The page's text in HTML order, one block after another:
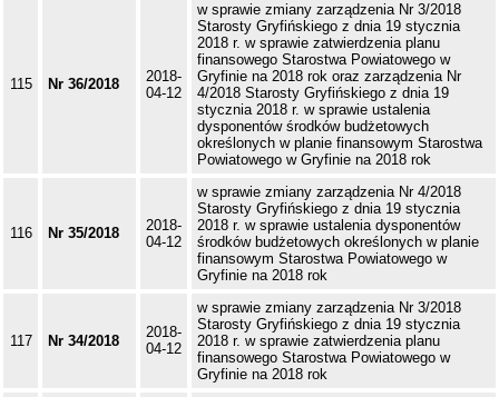
115 Nr 36/2018
2018-
04-12
w sprawie zmiany zarządzenia Nr 3/2018
Starosty Gryfińskiego z dnia 19 stycznia
2018 r. w sprawie zatwierdzenia planu
finansowego Starostwa Powiatowego w
Gryfinie na 2018 rok oraz zarządzenia Nr
4/2018 Starosty Gryfińskiego z dnia 19
stycznia 2018 r. w sprawie ustalenia
dysponentów środków budżetowych
określonych w planie finansowym Starostwa
Powiatowego w Gryfinie na 2018 rok
116 Nr 35/2018
2018-
04-12
w sprawie zmiany zarządzenia Nr 4/2018
Starosty Gryfińskiego z dnia 19 stycznia
2018 r. w sprawie ustalenia dysponentów
środków budżetowych określonych w planie
finansowym Starostwa Powiatowego w
Gryfinie na 2018 rok
117 Nr 34/2018
2018-
04-12
w sprawie zmiany zarządzenia Nr 3/2018
Starosty Gryfińskiego z dnia 19 stycznia
2018 r. w sprawie zatwierdzenia planu
finansowego Starostwa Powiatowego w
Gryfinie na 2018 rok